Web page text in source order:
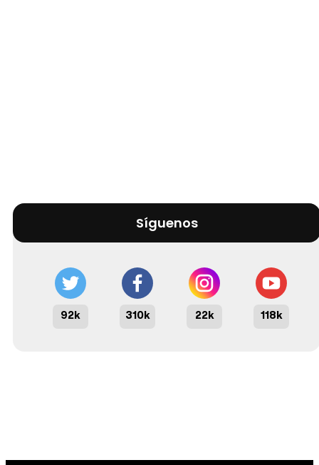
Síguenos
92k 310k 22k 118k